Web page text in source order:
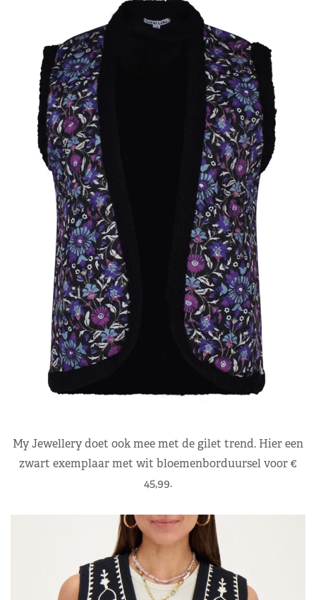
My Jewellery doet ook mee met de gilet trend. Hier een
zwart exemplaar met wit bloemenborduursel voor €
45,99.